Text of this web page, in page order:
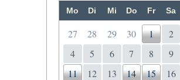
Mo Di Mi Do Fr Sa
27 28 29 30 1 2
4
5 6 7 8 9
11
12 13 14 15 16